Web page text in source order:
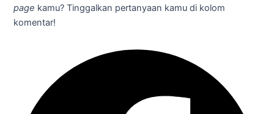
page kamu? Tinggalkan pertanyaan kamu di kolom
komentar!